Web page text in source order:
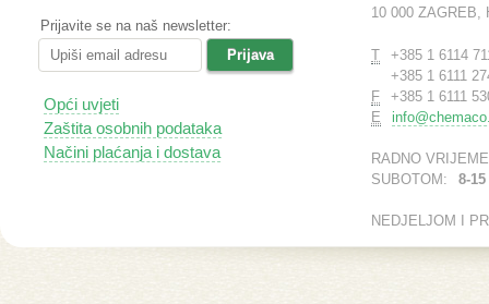
Prijavite se na naš newsletter:
Opći uvjeti
Zaštita osobnih podataka
Načini plaćanja i dostava
10 000 ZAGREB,
T
+385 1 6114
+385 1 6111
F
+385 1 6111
E
RADNO
SUBOTOM:
8-15
NEDJELJOM I